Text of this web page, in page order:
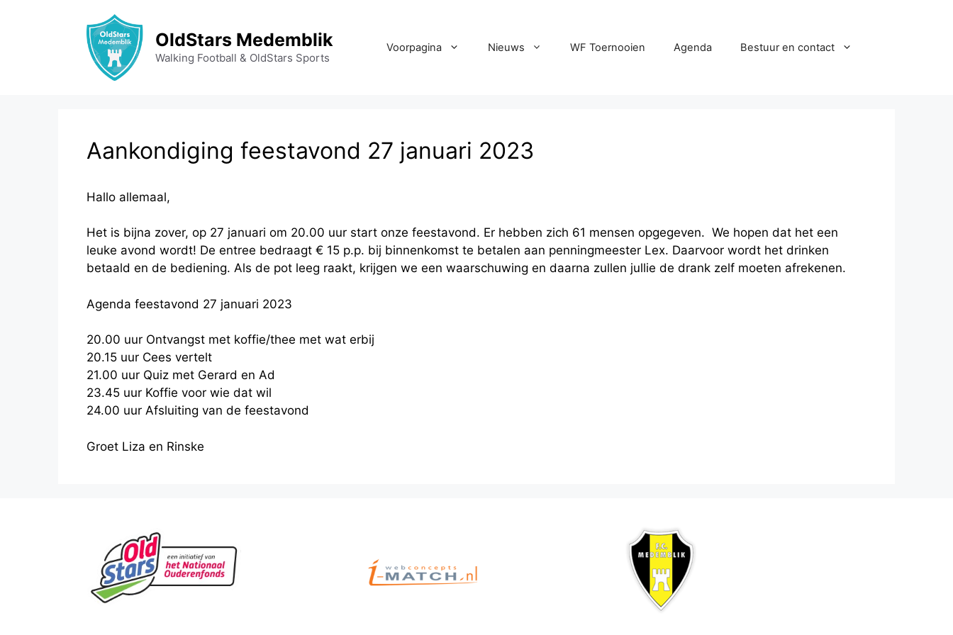
OldStars Medemblik
Walking Football & OldStars Sports
Voorpagina Nieuws WF Toernooien Agenda Bestuur en contact
Aankondiging feestavond 27 januari 2023
Hallo allemaal,
Het is bijna zover, op 27 januari om 20.00 uur start onze feestavond. Er hebben zich 61 mensen opgegeven. We hopen dat het een
leuke avond wordt! De entree bedraagt € 15 p.p. bij binnenkomst te betalen aan penningmeester Lex. Daarvoor wordt het drinken
betaald en de bediening. Als de pot leeg raakt, krijgen we een waarschuwing en daarna zullen jullie de drank zelf moeten afrekenen.
Agenda feestavond 27 januari 2023
20.00 uur Ontvangst met koffie/thee met wat erbij
20.15 uur Cees vertelt
21.00 uur Quiz met Gerard en Ad
23.45 uur Koffie voor wie dat wil
24.00 uur Afsluiting van de feestavond
Groet Liza en Rinske